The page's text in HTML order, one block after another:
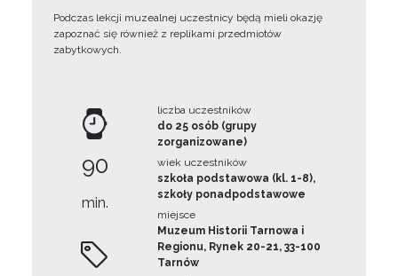
Podczas lekcji muzealnej uczestnicy będą mieli okazję
zapoznać się również z replikami przedmiotów
zabytkowych.
90
min.
liczba uczestników
do 25 osób (grupy
zorganizowane)
wiek uczestników
szkoła podstawowa (kl. 1-8),
szkoły ponadpodstawowe
miejsce
Muzeum Historii Tarnowa i
Regionu, Rynek 20-21, 33-100
Tarnów